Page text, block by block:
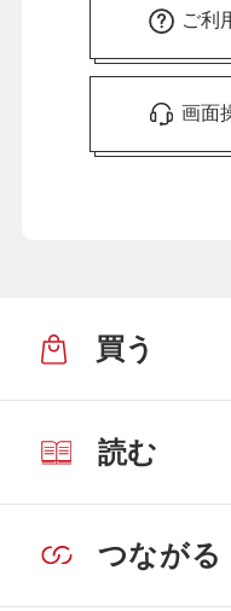
ご利
画面
買う
読む
つながる